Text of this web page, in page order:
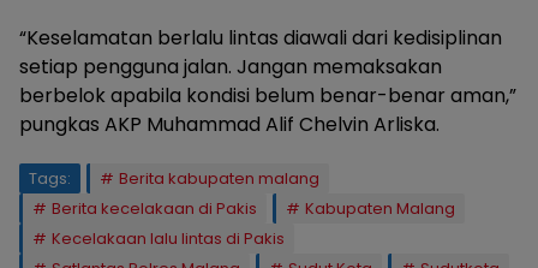
“Keselamatan berlalu lintas diawali dari kedisiplinan
setiap pengguna jalan. Jangan memaksakan
berbelok apabila kondisi belum benar-benar aman,”
pungkas AKP Muhammad Alif Chelvin Arliska.
Tags:
Berita kabupaten malang
Berita kecelakaan di Pakis
Kabupaten Malang
Kecelakaan lalu lintas di Pakis